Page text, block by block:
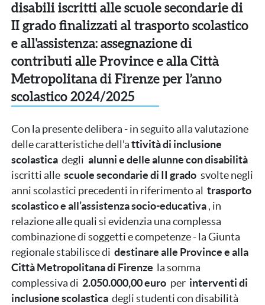
disabili iscritti alle scuole secondarie di
II grado finalizzati al trasporto scolastico
e all'assistenza: assegnazione di
contributi alle Province e alla Città
Metropolitana di Firenze per l’anno
scolastico 2024/2025
Con la presente delibera - in seguito alla valutazione
delle caratteristiche dell'a ttività di inclusione
scolastica degli alunni e delle alunne con disabilità
iscritti alle scuole secondarie di II grado svolte negli
anni scolastici precedenti in riferimento al
trasporto
scolastico e all’assistenza socio-educativa , in
relazione alle quali si evidenzia una complessa
combinazione di soggetti e competenze - la Giunta
regionale stabilisce di destinare alle Province e alla
Città Metropolitana di Firenze la somma
complessiva di 2.050.000,00 euro per interventi di
inclusione scolastica degli studenti con disabilità